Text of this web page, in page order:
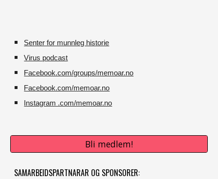
Senter for munnleg historie
Virus podcast
Facebook.com/groups/memoar.no
Facebook.com/memoar.no
Instagram .com/memoar.no
Bli medlem!
SAMARBEIDSPARTNARAR OG SPONSORER: